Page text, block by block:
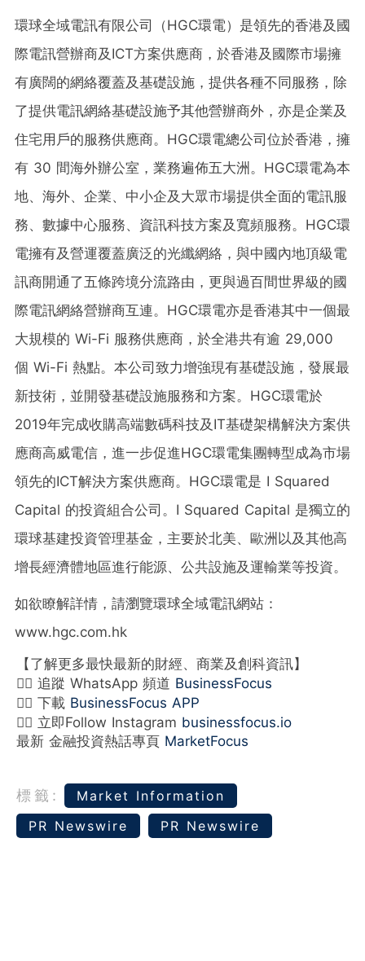
環球全域電訊有限公司（HGC環電）是領先的香港及國
際電訊營辦商及ICT方案供應商，於香港及國際市場擁
有廣闊的網絡覆蓋及基礎設施，提供各種不同服務，除
了提供電訊網絡基礎設施予其他營辦商外，亦是企業及
住宅用戶的服務供應商。HGC環電總公司位於香港，擁
有 30 間海外辦公室，業務遍佈五大洲。HGC環電為本
地、海外、企業、中小企及大眾市場提供全面的電訊服
務、數據中心服務、資訊科技方案及寬頻服務。HGC環
電擁有及營運覆蓋廣泛的光纖網絡，與中國內地頂級電
訊商開通了五條跨境分流路由，更與過百間世界級的國
際電訊網絡營辦商互連。HGC環電亦是香港其中一個最
大規模的 Wi-Fi 服務供應商，於全港共有逾 29,000
個 Wi-Fi 熱點。本公司致力增強現有基礎設施，發展最
新技術，並開發基礎設施服務和方案。HGC環電於
2019年完成收購高端數碼科技及IT基礎架構解決方案供
應商高威電信，進一步促進HGC環電集團轉型成為市場
領先的ICT解決方案供應商。HGC環電是 I Squared
Capital 的投資組合公司。I Squared Capital 是獨立的
環球基建投資管理基金，主要於北美、歐洲以及其他高
增長經濟體地區進行能源、公共設施及運輸業等投資。
如欲瞭解詳情，請瀏覽環球全域電訊網站：
www.hgc.com.hk
【了解更多最快最新的財經、商業及創科資訊】
👉🏻 追蹤 WhatsApp 頻道 BusinessFocus
👉🏻 下載 BusinessFocus APP
👉🏻 立即Follow Instagram businessfocus.io
最新 金融投資熱話專頁 MarketFocus
標籤:
Market Information
PR Newswire
PR Newswire